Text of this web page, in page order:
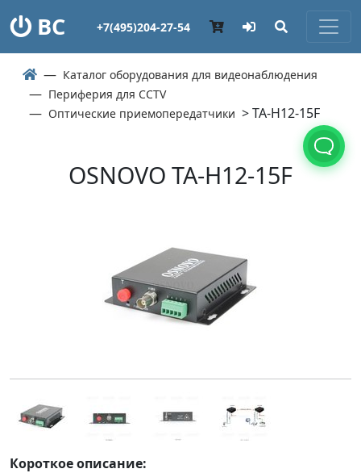
ВС +7(495)204-27-54
Каталог оборудования для видеонаблюдения
Периферия для CCTV
Оптические приемопередатчики > TA-H12-15F
OSNOVO TA-H12-15F
Короткое описание: